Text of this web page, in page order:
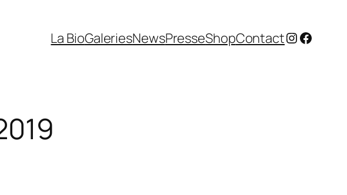
La BioGaleriesNewsPresseShopContactInstagram